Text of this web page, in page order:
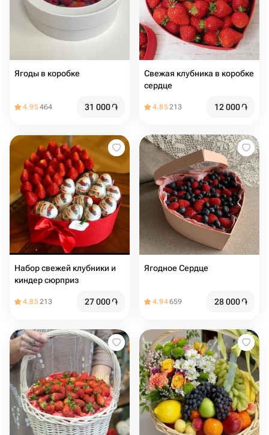
Ягоды в коробке
4.95464 31 000֏
Свежая клубника в коробке
сердце
4.85213 12 000֏
Набор свежей клубники и
киндер сюрприз
4.85213 27 000֏
Ягодное Сердце
4.94659 28 000֏